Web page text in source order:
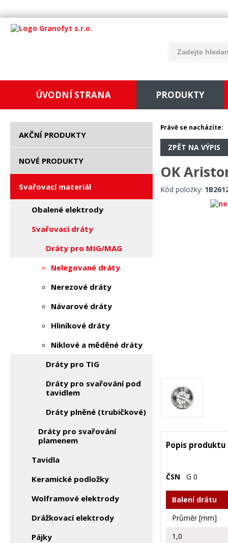
ÚVODNÍ STRANA PRODUKTY
AKČNÍ PRODUKTY
NOVÉ PRODUKTY
Svařovací materiál
Obalené elektrody
Svařovací dráty
Dráty pro MIG/MAG
Nelegované dráty
Nerezové dráty
Návarové dráty
Hliníkové dráty
Niklové a měděné dráty
Dráty pro TIG
Dráty pro svařování pod
tavidlem
Dráty plněné (trubičkové)
Dráty pro svařování
plamenem
Tavidla
Keramické podložky
Wolframové elektrody
Drážkovací elektrody
Pájky
Právě se nacházíte:
ZPĚT NA VÝPIS
OK
Kód položky:
Popis produktu
ČSN G 0
Balení drátu
Průměr [mm]
1,0